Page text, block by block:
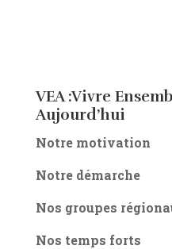
VEA :Vivre
Aujourd’hui
Notre motivation
Notre démarche
Nos groupes
Nos temps forts